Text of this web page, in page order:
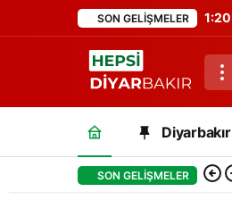
SON GELIŞMELER 1:20
Diyarbakır
SON GELIŞMELER